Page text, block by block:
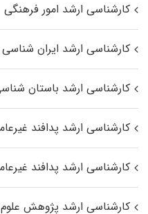
کارشناسی ارشد امور فرهنگی
کارشناسی ارشد ایران شناسی
کارشناسی ارشد باستان
کارشناسی ارشد پدافند
کارشناسی ارشد پدافند
کارشناسی ارشد پژوهش